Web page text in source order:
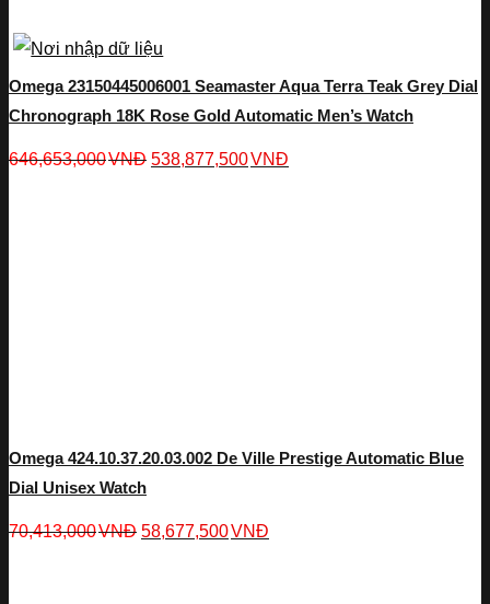
Omega 23150445006001 Seamaster Aqua Terra Teak Grey Dial
Chronograph 18K Rose Gold Automatic Men’s Watch
646,653,000VNĐ 538,877,500VNĐ
Omega 424.10.37.20.03.002 De Ville Prestige Automatic Blue
Dial Unisex Watch
70,413,000VNĐ 58,677,500VNĐ